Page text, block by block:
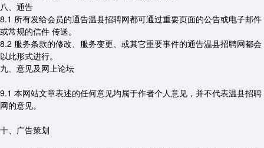
八、通告
8.1 所有发给会员的通告温县招聘网都可通过重要页面的公告或电子邮件
或常规的信件 传送。
8.2 服务条款的修改、服务变更、或其它重要事件的通告温县招聘网都会
以此形式进行。
九、意见及网上论坛
9.1 本网站文章表述的任何意见均属于作者个人意见，并不代表温县招聘
网的意见。
十、广告策划